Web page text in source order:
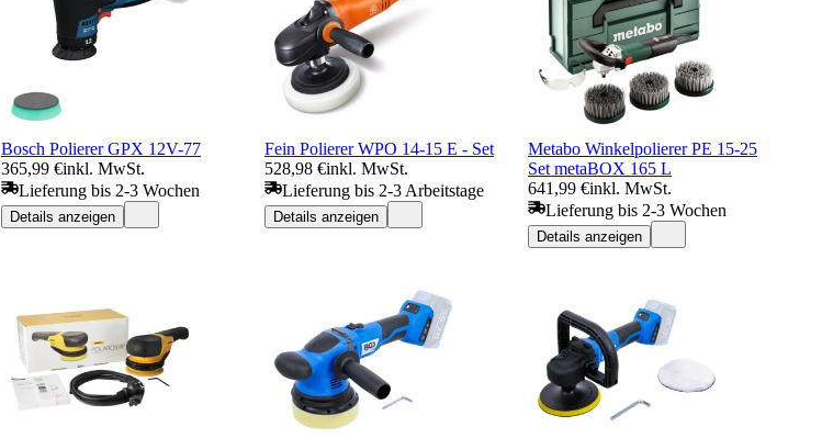
Bosch Polierer GPX 12V-77
365,99 €inkl. MwSt.
Lieferung bis 2-3 Wochen
Details anzeigen
Fein Polierer WPO 14-15 E - Set
528,98 €inkl. MwSt.
Lieferung bis 2-3 Arbeitstage
Details anzeigen
Metabo Winkelpolierer PE 15-25
Set metaBOX 165 L
641,99 €inkl. MwSt.
Lieferung bis 2-3 Wochen
Details anzeigen